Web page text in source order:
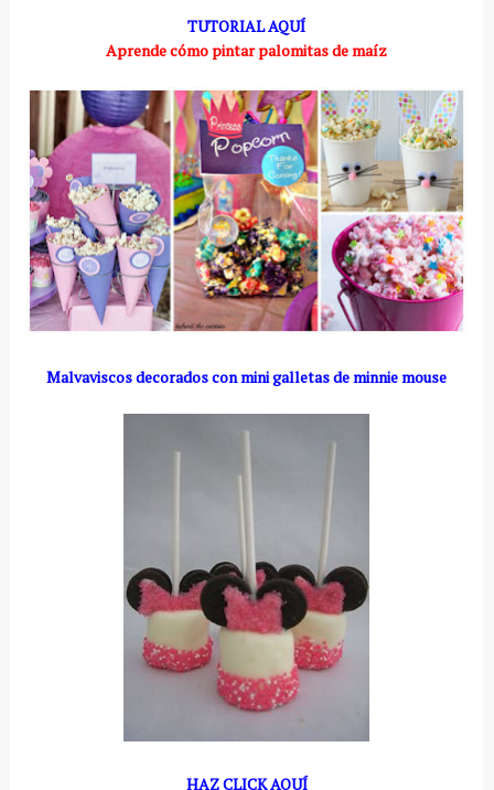
TUTORIAL AQUÍ
Aprende cómo pintar palomitas de maíz
Malvaviscos decorados con mini galletas de minnie mouse
HAZ CLICK AQUÍ